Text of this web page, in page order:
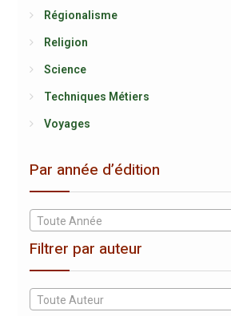
Régionalisme
Religion
Science
Techniques Métiers
Voyages
Par année d’édition
Toute Année
Filtrer par auteur
Toute Auteur